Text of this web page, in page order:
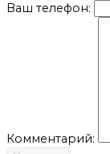
Ваш телефон:
Комментарий: